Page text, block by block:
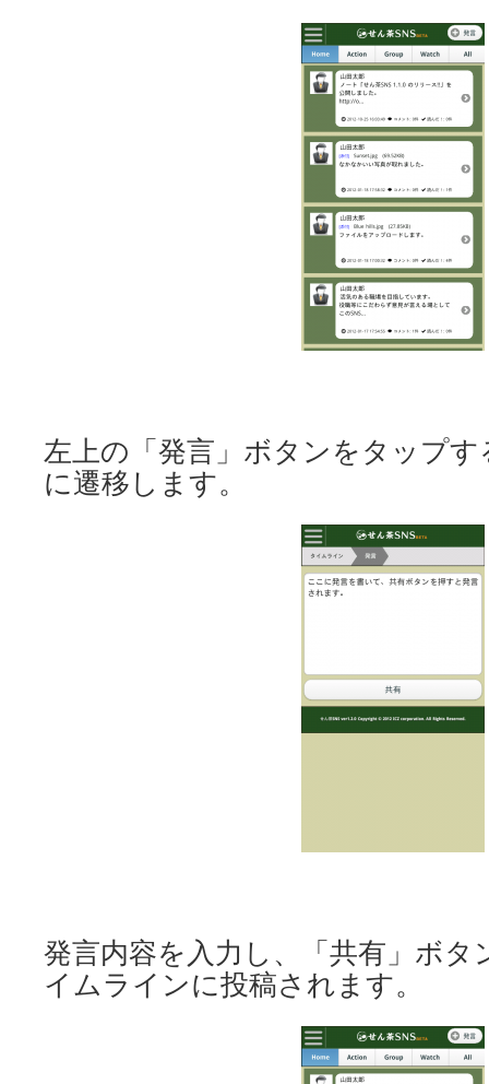
左上の「発言」ボタンをタップ
に遷移します。
発言内容を入力し、「共有」ボ
イムラインに投稿されます。